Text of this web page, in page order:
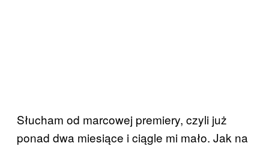
Słucham od marcowej premiery, czyli już
ponad dwa miesiące i ciągle mi mało. Jak na